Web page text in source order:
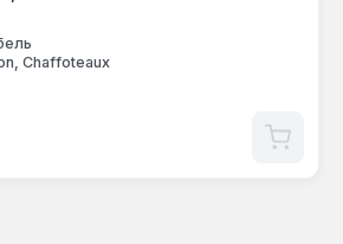
Chaffoteaux